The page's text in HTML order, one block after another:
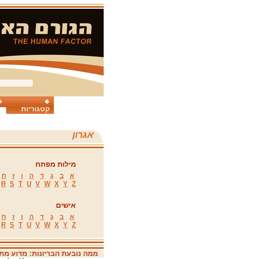
קטגוריות
אגרון
מילות מפתח
א ב ג ד ה ו ז ח
R S T U V W X Y Z
אישים
א ב ג ד ה ו ז ח
R S T U V W X Y Z
ממה נובעת הבריונות: מדוע